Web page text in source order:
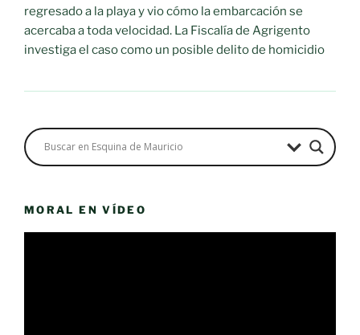
regresado a la playa y vio cómo la embarcación se
acercaba a toda velocidad. La Fiscalía de Agrigento
investiga el caso como un posible delito de homicidio
MORAL EN VÍDEO